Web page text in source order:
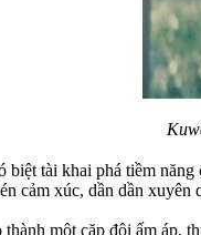
tài khai phá tiềm
cảm xúc, dần dần
một cặp đôi ấm áp,